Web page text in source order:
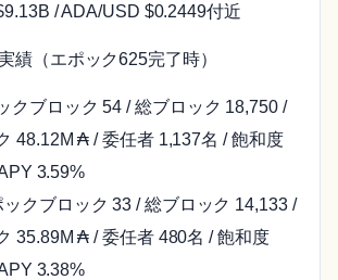
/ ADA/USD $0.2449付近
績（エポック625完了時）
クブロック 54 / 総ブロック 18,750 /
48.12M ₳ / 委任者 1,137名 / 飽和度
3.59%
ックブロック 33 / 総ブロック 14,133 /
35.89M ₳ / 委任者 480名 / 飽和度
3.38%